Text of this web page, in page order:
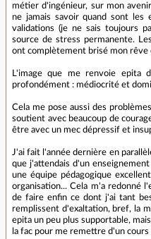
métier d'ingénieur, sur mon
ne jamais savoir quand sont les
validations (je ne sais toujours
source de stress permanente.
ont complètement brisé mon rêve
L'image que me renvoie epita
profondément : médiocrité et
Cela me pose aussi des
soutient avec beaucoup de
être avec un mec dépressif et
J'ai fait l'année dernière en
que j'attendais d'un
une équipe pédagogique
organisation... Cela m'a redonné
de faire enfin ce dont j'ai tant
remplissent d'exaltation, bref, la
epita un peu plus supportable,
la fac pour me remettre d'un cours